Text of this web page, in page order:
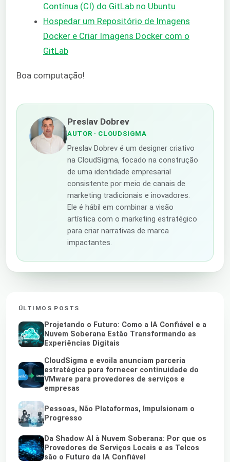
Contínua (CI) do GitLab no Ubuntu
Hospedar um Repositório de Imagens
Docker e Criar Imagens Docker com o
GitLab
Boa computação!
Preslav Dobrev
AUTOR · CLOUDSIGMA
Preslav Dobrev é um designer criativo
na CloudSigma, focado na construção
de uma identidade empresarial
consistente por meio de canais de
marketing tradicionais e inovadores.
Ele é hábil em combinar a visão
artística com o marketing estratégico
para criar narrativas de marca
impactantes.
ÚLTIMOS POSTS
Projetando o Futuro: Como a IA Confiável e a
Nuvem Soberana Estão Transformando as
Experiências Digitais
CloudSigma e evoila anunciam parceria
estratégica para fornecer continuidade do
VMware para provedores de serviços e
empresas
Pessoas, Não Plataformas, Impulsionam o
Progresso
Da Shadow AI à Nuvem Soberana: Por que os
Provedores de Serviços Locais e as Telcos
são o Futuro da IA Confiável